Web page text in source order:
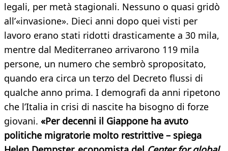
legali, per metà stagionali. Nessuno o quasi gridò
all’«invasione». Dieci anni dopo quei visti per
lavoro erano stati ridotti drasticamente a 30 mila,
mentre dal Mediterraneo arrivarono 119 mila
persone, un numero che sembrò spropositato,
quando era circa un terzo del Decreto flussi di
qualche anno prima. I demografi da anni ripetono
che l’Italia in crisi di nascite ha bisogno di forze
giovani. «Per decenni il Giappone ha avuto
politiche migratorie molto restrittive – spiega